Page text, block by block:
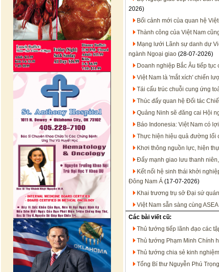
2026)
Bối cảnh mới của quan hệ
Thành công của Việt Nam
Mạng lưới Lãnh sự danh dự
ngành Ngoại giao (28-07-2026)
Doanh nghiệp Bắc Âu tiếp
Việt Nam là 'mắt xích' chiến
Tái cấu trúc chuỗi cung ứng
Thúc đẩy quan hệ Đối tác
Quảng Ninh sẽ đăng cai Hội
Báo Indonesia: Việt Nam có
Thực hiện hiệu quả đường lối
Khơi thông nguồn lực, hiện
Đẩy mạnh giao lưu thanh
Kết nối hệ sinh thái khởi
Đông Nam Á (17-07-2026)
Khai trương trụ sở Đại sứ
Việt Nam sẵn sàng cùng
Các bài viết cũ:
Thủ tướng tiếp lãnh đạo các
Thủ tướng Phạm Minh Chính
Thủ tướng chia sẻ kinh
Tổng Bí thư Nguyễn Phú